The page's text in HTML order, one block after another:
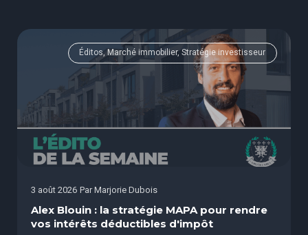
Éditos, Marché immobilier, Stratégie investisseur
3 août 2026 Par Marjorie Dubois
Alex Blouin : la stratégie MAPA pour rendre
vos intérêts déductibles d'impôt